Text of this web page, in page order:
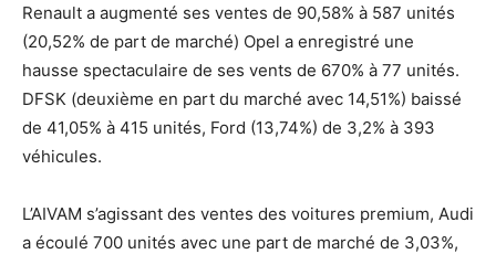
Renault a augmenté ses ventes de 90,58% à 587 unités
(20,52% de part de marché) Opel a enregistré une
hausse spectaculaire de ses vents de 670% à 77 unités.
DFSK (deuxième en part du marché avec 14,51%) baissé
de 41,05% à 415 unités, Ford (13,74%) de 3,2% à 393
véhicules.
L’AIVAM s’agissant des ventes des voitures premium, Audi
a écoulé 700 unités avec une part de marché de 3,03%,